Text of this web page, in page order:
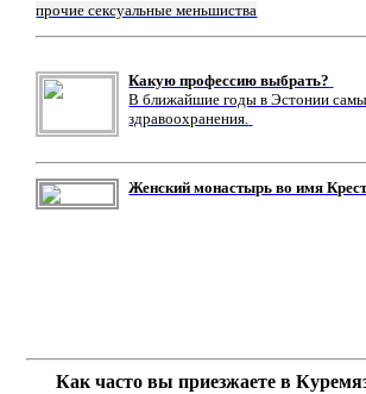
прочие сексуальные меньшиства
Какую профессию выбрать?
В ближайшие годы в Эстонии
здравоохранения.
Женский монастырь во имя
Как часто вы приезжаете в